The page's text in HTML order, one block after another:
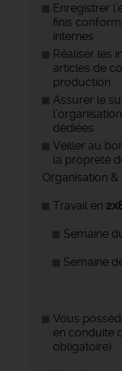
Enregistrer
finis
internes
Réaliser les
articles de
production
Assurer le
dédiées
Veiller au
la propreté
Organisation &
Travail en
Semaine
Semaine
Vous
en conduite
obligatoire)